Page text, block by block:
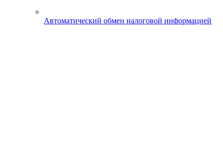
Автоматический обмен налоговой информацией